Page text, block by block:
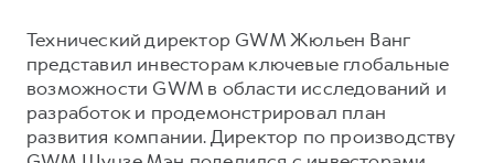
АКСЕССУАРЫ HAVAL
Автомобильные аксессуары
Автомобильные аксессуары
Коллекция CITY
Коллекция Базовая
Технический директор GWM Жюльен Ванг
представил инвесторам ключевые глобальные
возможности GWM в области исследований и
разработок и продемонстрировал план
развития компании. Директор по производству